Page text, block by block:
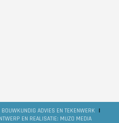
ADVIES EN TEKENWERK
|
EN REALISATIE: MUZO MEDIA